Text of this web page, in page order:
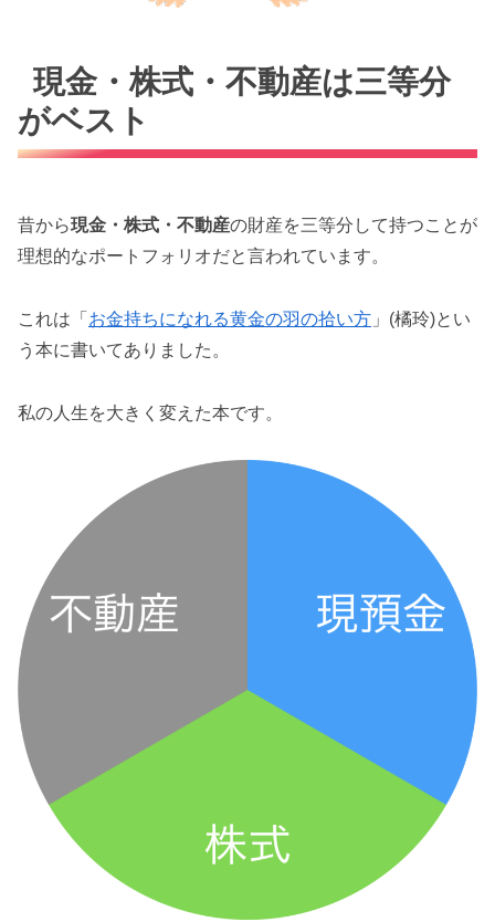
現金・株式・不動産は三等分
がベスト
昔から現金・株式・不動産の財産を三等分して持つことが
理想的なポートフォリオだと言われています。
これは「 お金持ちになれる黄金の羽の拾い方 」(橘玲)とい
う本に書いてありました。
私の人生を大きく変えた本です。